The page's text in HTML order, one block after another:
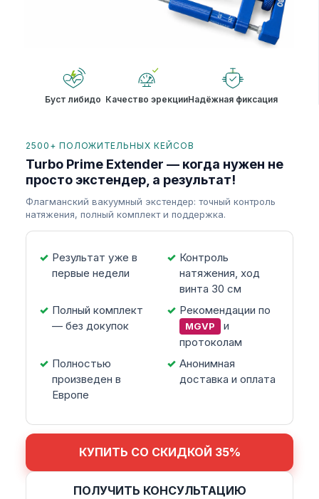
Буст либидо Качество эрекцииНадёжная фиксация
2500+ ПОЛОЖИТЕЛЬНЫХ КЕЙСОВ
Turbo Prime Extender — когда нужен не
просто экстендер, а результат!
Флагманский вакуумный экстендер: точный контроль
натяжения, полный комплект и поддержка.
Результат уже в
первые недели
Контроль
натяжения, ход
винта 30 см
Полный комплект
— без докупок
Рекомендации по
MGVP
и
протоколам
Полностью
произведен в
Европе
Анонимная
доставка и оплата
КУПИТЬ СО СКИДКОЙ 35%
ПОЛУЧИТЬ КОНСУЛЬТАЦИЮ